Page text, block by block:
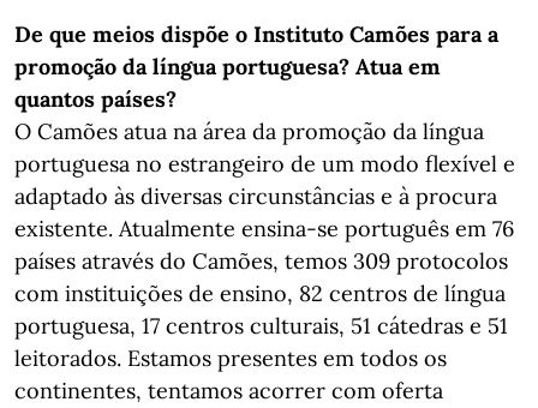
De que meios dispõe o Instituto Camões para a
promoção da língua portuguesa? Atua em
quantos países?
O Camões atua na área da promoção da língua
portuguesa no estrangeiro de um modo flexível e
adaptado às diversas circunstâncias e à procura
existente. Atualmente ensina-se português em 76
países através do Camões, temos 309 protocolos
com instituições de ensino, 82 centros de língua
portuguesa, 17 centros culturais, 51 cátedras e 51
leitorados. Estamos presentes em todos os
continentes, tentamos acorrer com oferta